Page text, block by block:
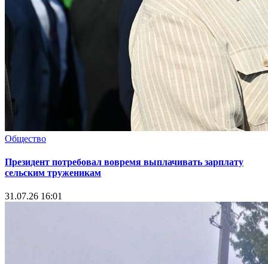
Общество
Президент потребовал вовремя выплачивать зарплату
сельским труженикам
31.07.26 16:01